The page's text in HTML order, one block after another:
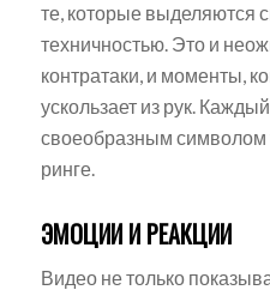
те, которые выделяются
техничностью. Это и
контратаки, и моменты,
ускользает из рук.
своеобразным символом
ринге.
ЭМОЦИИ И РЕАКЦИИ
Видео не только